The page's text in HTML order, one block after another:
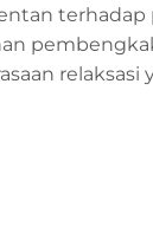
terhadap
relaksasi